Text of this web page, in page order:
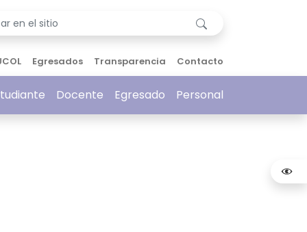
Egresados Transparencia Contacto
Docente Egresado Personal